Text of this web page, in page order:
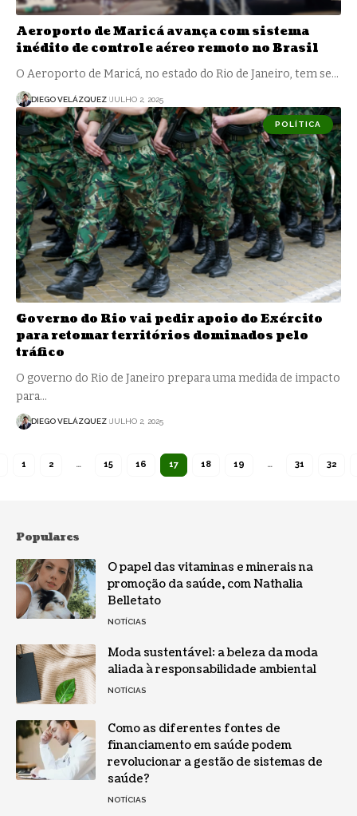
Aeroporto de Maricá avança com sistema
inédito de controle aéreo remoto no Brasil
O Aeroporto de Maricá, no estado do Rio de Janeiro, tem se…
DIEGO VELÁZQUEZ JULHO 2, 2025
POLÍTICA
Governo do Rio vai pedir apoio do Exército
para retomar territórios dominados pelo
tráfico
O governo do Rio de Janeiro prepara uma medida de impacto
para…
DIEGO VELÁZQUEZ JULHO 2, 2025
1 2 … 15 16 17 18 19 … 31 32
Populares
O papel das vitaminas e minerais na
promoção da saúde, com Nathalia
Belletato
NOTÍCIAS
Moda sustentável: a beleza da moda
aliada à responsabilidade ambiental
NOTÍCIAS
Como as diferentes fontes de
financiamento em saúde podem
revolucionar a gestão de sistemas de
saúde?
NOTÍCIAS